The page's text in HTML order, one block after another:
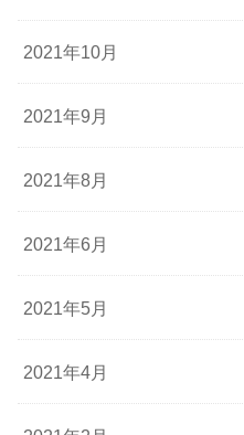
2021年10月
2021年9月
2021年8月
2021年6月
2021年5月
2021年4月